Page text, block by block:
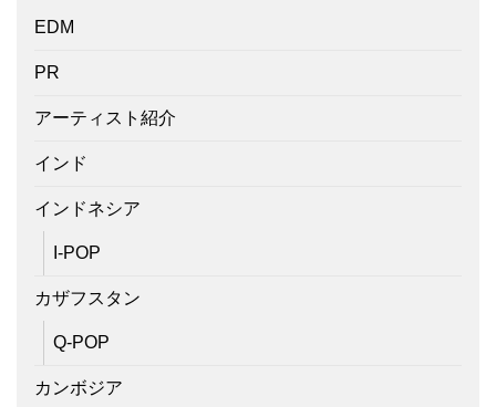
EDM
PR
アーティスト紹介
インド
インドネシア
I-POP
カザフスタン
Q-POP
カンボジア